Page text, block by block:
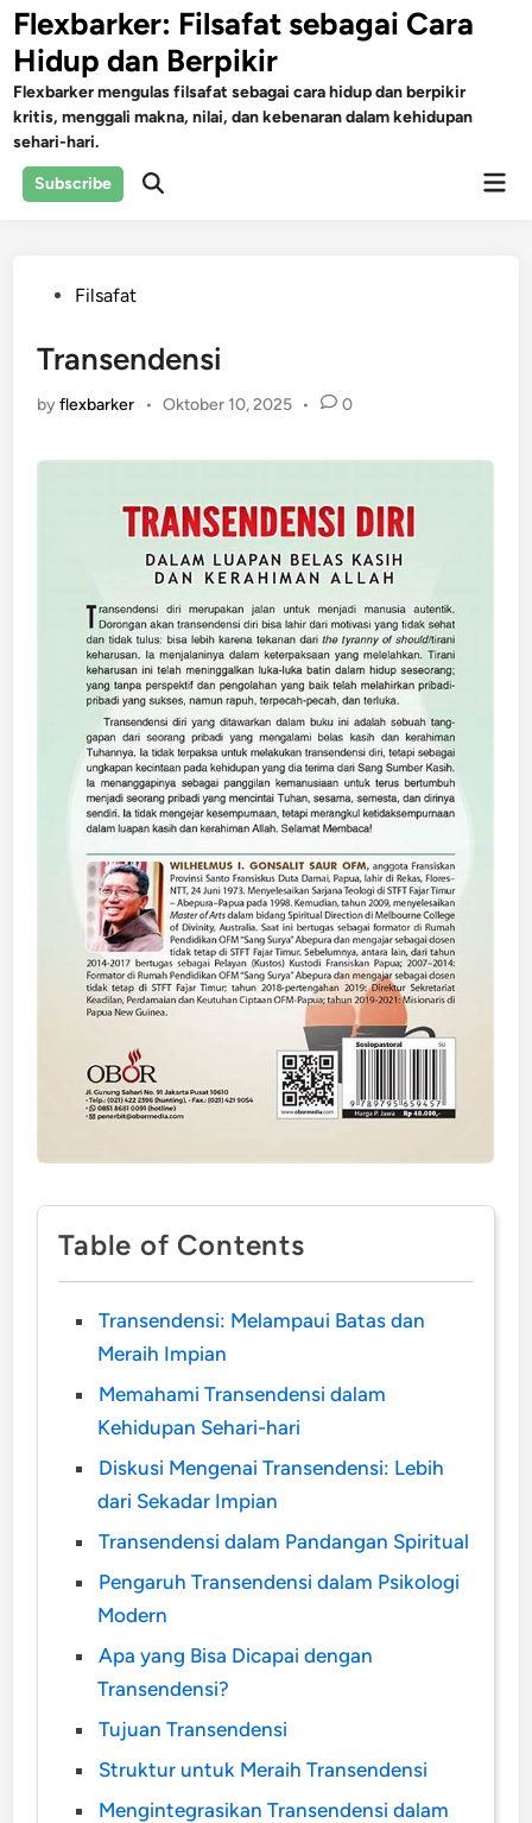
Skip
to
content
Flexbarker: Filsafat sebagai Cara
Hidup dan Berpikir
Flexbarker mengulas filsafat sebagai cara hidup dan berpikir
kritis, menggali makna, nilai, dan kebenaran dalam kehidupan
sehari-hari.
Subscribe
Open
PostedFilsafat
Transendensi
byflexbarker • Oktober 10, 2025 • 0
Table of Contents
Transendensi: Melampaui Batas dan
Meraih Impian
Memahami Transendensi dalam
Kehidupan Sehari-hari
Diskusi Mengenai Transendensi: Lebih
dari Sekadar Impian
Transendensi dalam Pandangan Spiritual
Pengaruh Transendensi dalam Psikologi
Modern
Apa yang Bisa Dicapai dengan
Transendensi?
Tujuan Transendensi
Struktur untuk Meraih Transendensi
Mengintegrasikan Transendensi dalam